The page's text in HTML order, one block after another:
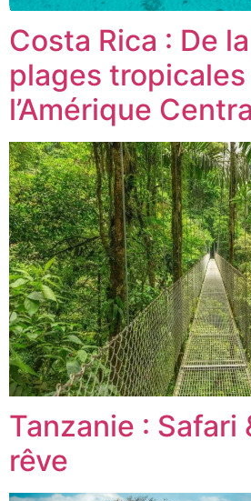
Costa Rica : De
plages
l’Amérique
Tanzanie : Safari
rêve